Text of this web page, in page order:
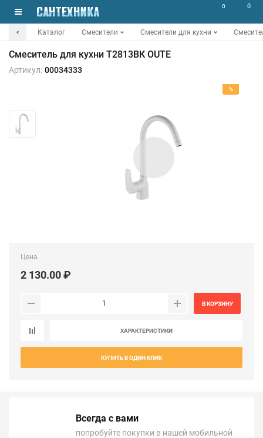
0 0
Каталог Смесители Смесители для кухни
Смеситель для кухни T2813ВК OUTE
Артикул: 00034333
%
Цена
2 130.00 ₽
В КОРЗИНУ
ХАРАКТЕРИСТИКИ
КУПИТЬ В ОДИН КЛИК
Всегда с вами
попробуйте покупки в нашей мобильной